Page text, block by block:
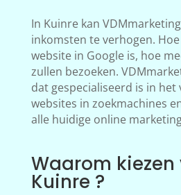
In Kuinre kan
inkomsten te verhogen.
website in Google is, hoe
zullen bezoeken.
dat gespecialiseerd is in het
websites in zoekmachines
alle huidige online
Waarom kiezen
Kuinre ?